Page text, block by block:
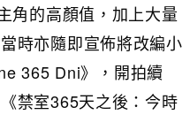
角的高顏值，加上大量
時亦隨即宣佈將改編小
365 Dni》，開拍續
《禁室365天之後：今時